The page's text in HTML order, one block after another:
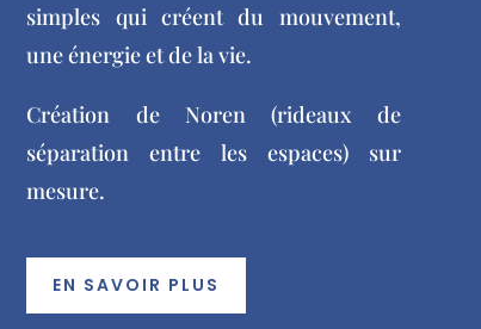
simples qui créent du mouvement,
une énergie et de la vie.
Création de Noren (rideaux de
séparation entre les espaces) sur
mesure.
EN SAVOIR PLUS